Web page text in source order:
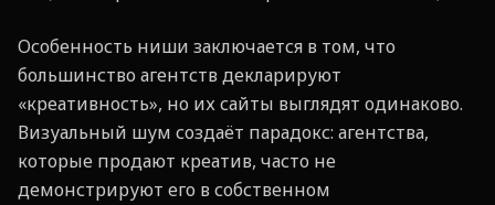
Особенность ниши заключается в том, что
большинство агентств декларируют
«креативность», но их сайты выглядят одинаково.
Визуальный шум создаёт парадокс: агентства,
которые продают креатив, часто не
демонстрируют его в собственном